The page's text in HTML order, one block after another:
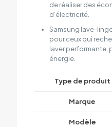
de réaliser des
d’électricité.
Samsung lave-
pour ceux qui
laver performante,
énergie.
Type de produit
Marque
Modèle